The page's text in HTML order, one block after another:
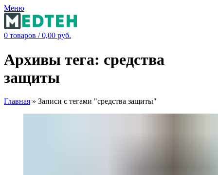
Меню
0 товаров / 0,00 руб.
Архивы тега: средства
защиты
Главная » Записи с тегами "средства защиты"